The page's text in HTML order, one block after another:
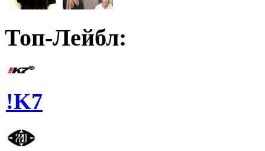
Топ-Лейбл:
!K7